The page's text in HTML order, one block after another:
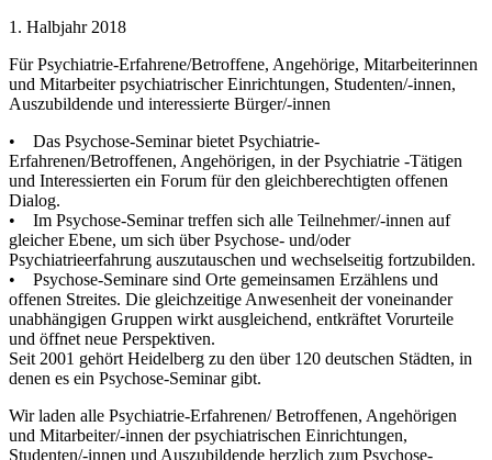
1. Halbjahr 2018
Für Psychiatrie-Erfahrene/Betroffene, Angehörige, Mitarbeiterinnen
und Mitarbeiter psychiatrischer Einrichtungen, Studenten/-innen,
Auszubildende und interessierte Bürger/-innen
• Das Psychose-Seminar bietet Psychiatrie-
Erfahrenen/Betroffenen, Angehörigen, in der Psychiatrie -Tätigen
und Interessierten ein Forum für den gleichberechtigten offenen
Dialog.
• Im Psychose-Seminar treffen sich alle Teilnehmer/-innen auf
gleicher Ebene, um sich über Psychose- und/oder
Psychiatrieerfahrung auszutauschen und wechselseitig fortzubilden.
• Psychose-Seminare sind Orte gemeinsamen Erzählens und
offenen Streites. Die gleichzeitige Anwesenheit der voneinander
unabhängigen Gruppen wirkt ausgleichend, entkräftet Vorurteile
und öffnet neue Perspektiven.
Seit 2001 gehört Heidelberg zu den über 120 deutschen Städten, in
denen es ein Psychose-Seminar gibt.
Wir laden alle Psychiatrie-Erfahrenen/ Betroffenen, Angehörigen
und Mitarbeiter/-innen der psychiatrischen Einrichtungen,
Studenten/-innen und Auszubildende herzlich zum Psychose-